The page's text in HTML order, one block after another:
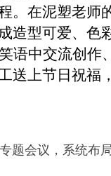
。在泥塑老师
造型可爱、色
语中交流创作
送上节日祝福
题会议，系统布